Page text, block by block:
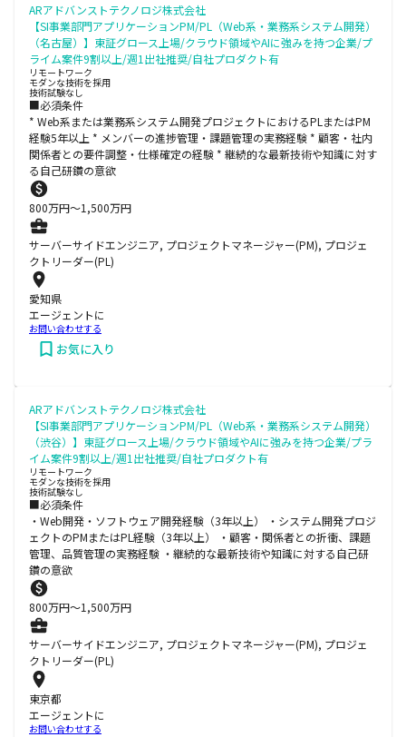
ARアドバンストテクノロジ株式会社
【SI事業部門アプリケーションPM/PL（Web系・業務系システム開発）
（名古屋）】東証グロース上場/クラウド領域やAIに強みを持つ企業/プ
ライム案件9割以上/週1出社推奨/自社プロダクト有
リモートワーク
モダンな技術を採用
技術試験なし
■必須条件
* Web系または業務系システム開発プロジェクトにおけるPLまたはPM
経験5年以上 * メンバーの進捗管理・課題管理の実務経験 * 顧客・社内
関係者との要件調整・仕様確定の経験 * 継続的な最新技術や知識に対す
る自己研鑽の意欲
800万円〜1,500万円
サーバーサイドエンジニア, プロジェクトマネージャー(PM), プロジェ
クトリーダー(PL)
愛知県
エージェントに
お問い合わせする
お気に入り
ARアドバンストテクノロジ株式会社
【SI事業部門アプリケーションPM/PL（Web系・業務系システム開発）
（渋谷）】東証グロース上場/クラウド領域やAIに強みを持つ企業/プラ
イム案件9割以上/週1出社推奨/自社プロダクト有
リモートワーク
モダンな技術を採用
技術試験なし
■必須条件
・Web開発・ソフトウェア開発経験（3年以上） ・システム開発プロジ
ェクトのPMまたはPL経験（3年以上） ・顧客・関係者との折衝、課題
管理、品質管理の実務経験 ・継続的な最新技術や知識に対する自己研
鑽の意欲
800万円〜1,500万円
サーバーサイドエンジニア, プロジェクトマネージャー(PM), プロジェ
クトリーダー(PL)
東京都
エージェントに
お問い合わせする